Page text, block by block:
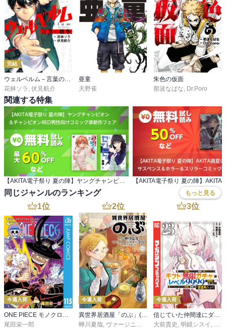
完結
花林ソラ 伏見航介
亜童
天野雀
朱色の仮面
那波なばな Dr.Poro
関連する特集
同じジャンルのランキング もっと見る
1位
今週入荷
ONE PIECE モノクロ版 115
尾田栄一郎
2位
今週入荷
異世界居酒屋「のぶ」(22)
蝉川夏哉, ヴァージニア二等兵 ,転
3位
今週入荷
信じていた仲間達にダンジョン奥地で殺されかけたがギフト『無限ガチャ』でレベル９９９９の仲間達を手に入れて元パーティーメンバーと世界に復讐＆『ざまぁ！』します！（２３）
大前貴史 , 明鏡シスイ , ｔ